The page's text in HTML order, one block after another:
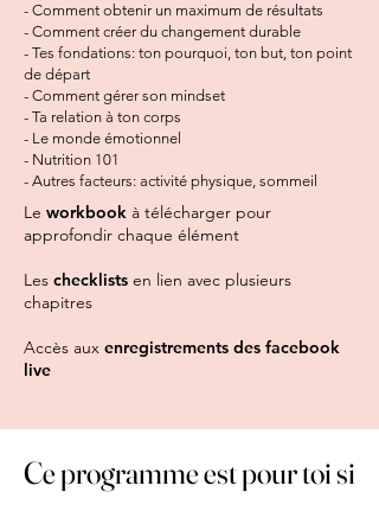
Le workbook ​ à télécharger pour
approfondir chaque élément
Les checklists en lien avec plusieurs
chapitre​s
Accès aux enregistrements des facebook
live
- Comment obtenir un maximum de résultats
- Comment créer du changement durable
- Tes fondations: ton pourquoi, ton but, ton point
de départ
- Comment gérer son mindset
- Ta relation à ton corps
- Le monde émotionnel
- Nutrition 101
- Autres facteurs: activité physique, sommeil
Ce programme est pour toi si
Ce programme est pour toi si